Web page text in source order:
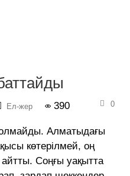
Ел-жер 390 0
Алматыдағы
көтерілмей, оң
Соңғы уақытта